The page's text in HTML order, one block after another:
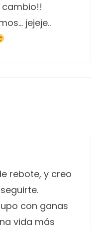
jejeje..
rebote, y creo
con ganas
vida más